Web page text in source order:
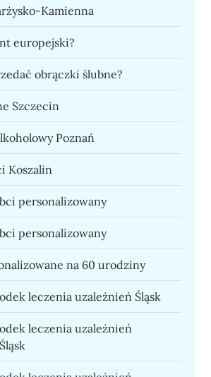
Kamienna
europejski?
obrączki ślubne?
Szczecin
Poznań
Koszalin
personalizowany
personalizowany
na 60 urodziny
leczenia uzależnień Śląsk
leczenia uzależnień